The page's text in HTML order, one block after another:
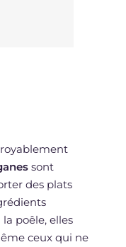
sont
des plats
poêle, elles
ceux qui ne